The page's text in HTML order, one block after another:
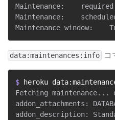
Maintenance:    required
Maintenance:
data:maintenances:info
$
heroku
Fetching maintenance...
addon_attachments:
addon_description: